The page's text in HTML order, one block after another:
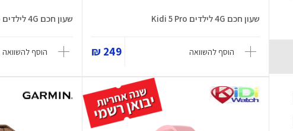
שעון חכם 4G לילדים Kidi 5 Pro
הוסף להשוואה 249 ₪
שעון חכם 4G לילדים Kidi 5 Pro
הוסף להשוואה